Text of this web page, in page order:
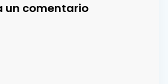
un comentario